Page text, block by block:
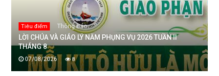
Tiêu điểm Thông Báo
LỜI CHÚA VÀ GIÁO LÝ NĂM PHỤNG VỤ 2026 TUẦN II
THÁNG 8
07/08/2026 8